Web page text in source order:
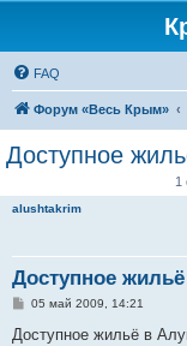
FAQ
Форум «Весь Крым»
Доступное
1
alushtakrim
Доступное
С
о
05 май 2009, 14:21
Доступное жильё в